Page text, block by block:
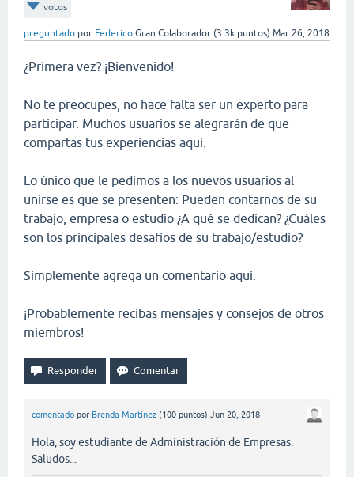
votos
preguntado por Federico Gran Colaborador (3.3k puntos) Mar 26, 2018
¿Primera vez? ¡Bienvenido!
No te preocupes, no hace falta ser un experto para
participar. Muchos usuarios se alegrarán de que
compartas tus experiencias aquí.
Lo único que le pedimos a los nuevos usuarios al
unirse es que se presenten: Pueden contarnos de su
trabajo, empresa o estudio ¿A qué se dedican? ¿Cuáles
son los principales desafíos de su trabajo/estudio?
Simplemente agrega un comentario aquí.
¡Probablemente recibas mensajes y consejos de otros
miembros!
comentado por Brenda Martínez (100 puntos) Jun 20, 2018
Hola, soy estudiante de Administración de Empresas.
Saludos...